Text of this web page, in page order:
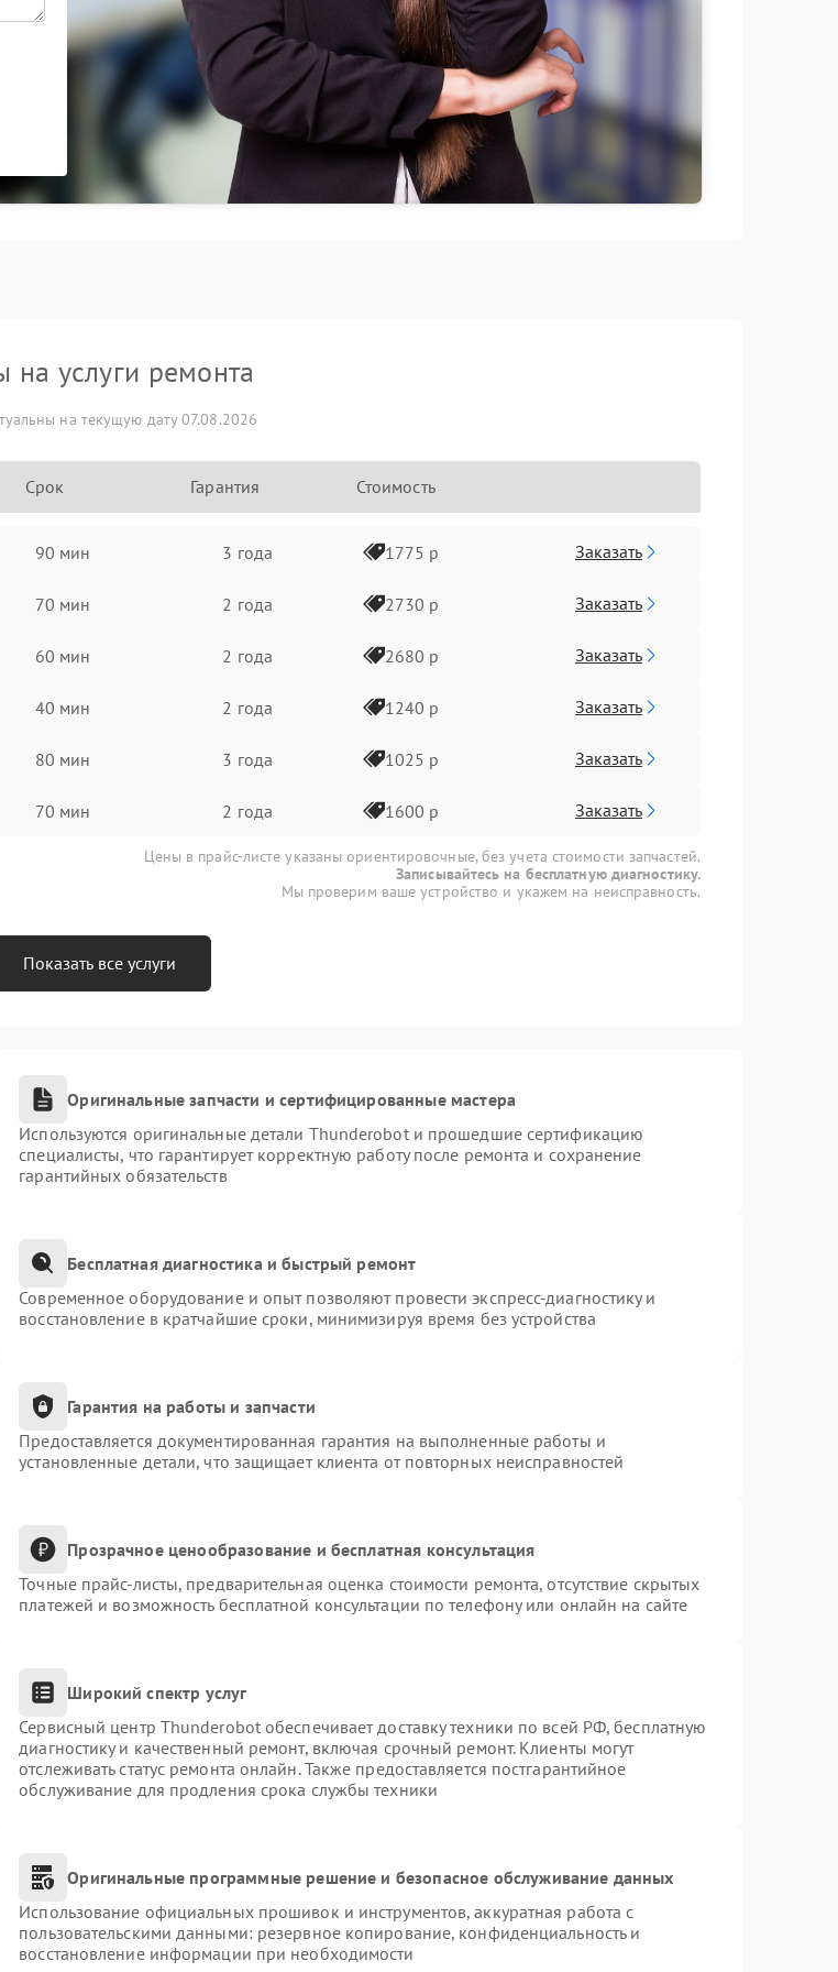
на услуги ремонта
на текущую дату 07.08.2026
Срок Гарантия Стоимость
90 мин 3 года 1775 р Заказать
70 мин 2 года 2730 р Заказать
60 мин 2 года 2680 р Заказать
40 мин 2 года 1240 р Заказать
80 мин 3 года 1025 р Заказать
70 мин 2 года 1600 р Заказать
Цены в прайс-листе указаны ориентировочные, без учета стоимости запчастей.
Записывайтесь на бесплатную диагностику.
Мы проверим ваше устройство и укажем на неисправность.
Показать все услуги
Оригинальные запчасти и сертифицированные мастера
Используются оригинальные детали Thunderobot и прошедшие сертификацию
специалисты, что гарантирует корректную работу после ремонта и сохранение
гарантийных обязательств
Бесплатная диагностика и быстрый ремонт
Современное оборудование и опыт позволяют провести экспресс-диагностику и
восстановление в кратчайшие сроки, минимизируя время без устройства
Гарантия на работы и запчасти
Предоставляется документированная гарантия на выполненные работы и
установленные детали, что защищает клиента от повторных неисправностей
Прозрачное ценообразование и бесплатная консультация
Точные прайс-листы, предварительная оценка стоимости ремонта, отсутствие скрытых
платежей и возможность бесплатной консультации по телефону или онлайн на сайте
Широкий спектр услуг
Сервисный центр Thunderobot обеспечивает доставку техники по всей РФ, бесплатную
диагностику и качественный ремонт, включая срочный ремонт. Клиенты могут
отслеживать статус ремонта онлайн. Также предоставляется постгарантийное
обслуживание для продления срока службы техники
Оригинальные программные решение и безопасное обслуживание данных
Использование официальных прошивок и инструментов, аккуратная работа с
пользовательскими данными: резервное копирование, конфиденциальность и
восстановление информации при необходимости